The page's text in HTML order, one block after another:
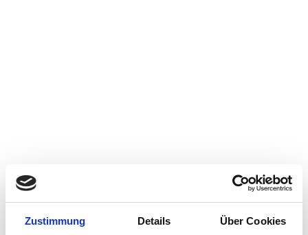
Zustimmung Details Über Cookies
Corporate-Medienmitteilungen
30.07.2026